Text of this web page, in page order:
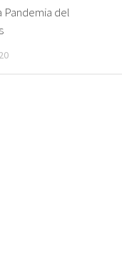
Pandemia del